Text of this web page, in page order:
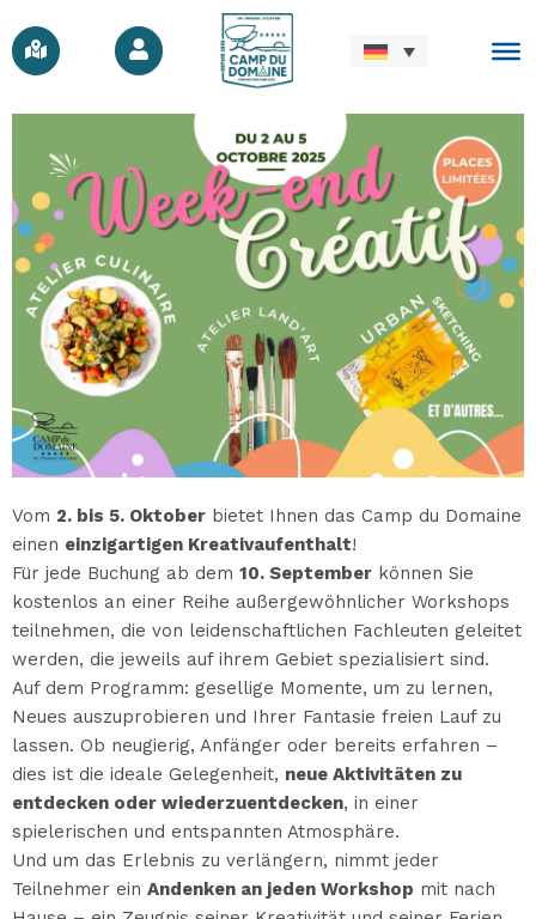
Vom 2. bis 5. Oktober bietet Ihnen das Camp du Domaine
einen einzigartigen Kreativaufenthalt!
Für jede Buchung ab dem 10. September können Sie
kostenlos an einer Reihe außergewöhnlicher Workshops
teilnehmen, die von leidenschaftlichen Fachleuten geleitet
werden, die jeweils auf ihrem Gebiet spezialisiert sind.
Auf dem Programm: gesellige Momente, um zu lernen,
Neues auszuprobieren und Ihrer Fantasie freien Lauf zu
lassen. Ob neugierig, Anfänger oder bereits erfahren –
dies ist die ideale Gelegenheit, neue Aktivitäten zu
entdecken oder wiederzuentdecken, in einer
spielerischen und entspannten Atmosphäre.
Und um das Erlebnis zu verlängern, nimmt jeder
Teilnehmer ein Andenken an jeden Workshop mit nach